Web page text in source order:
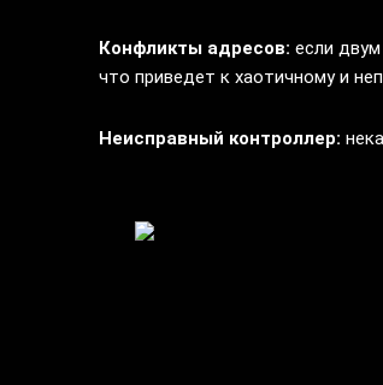
Конфликты адресов: если
что приведет к хаотичному и
Неисправный контроллер: